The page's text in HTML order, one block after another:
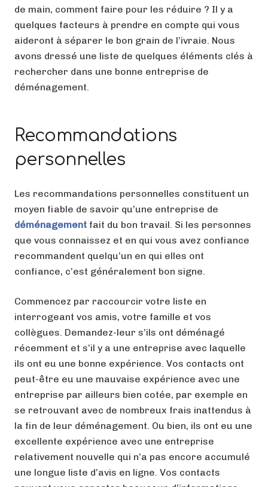
de main, comment faire pour les réduire ? Il y a
quelques facteurs à prendre en compte qui vous
aideront à séparer le bon grain de l’ivraie. Nous
avons dressé une liste de quelques éléments clés à
rechercher dans une bonne entreprise de
déménagement.
Recommandations
personnelles
Les recommandations personnelles constituent un
moyen fiable de savoir qu’une entreprise de
déménagement fait du bon travail. Si les personnes
que vous connaissez et en qui vous avez confiance
recommandent quelqu’un en qui elles ont
confiance, c’est généralement bon signe.
Commencez par raccourcir votre liste en
interrogeant vos amis, votre famille et vos
collègues. Demandez-leur s’ils ont déménagé
récemment et s’il y a une entreprise avec laquelle
ils ont eu une bonne expérience. Vos contacts ont
peut-être eu une mauvaise expérience avec une
entreprise par ailleurs bien cotée, par exemple en
se retrouvant avec de nombreux frais inattendus à
la fin de leur déménagement. Ou bien, ils ont eu une
excellente expérience avec une entreprise
relativement nouvelle qui n’a pas encore accumulé
une longue liste d’avis en ligne. Vos contacts